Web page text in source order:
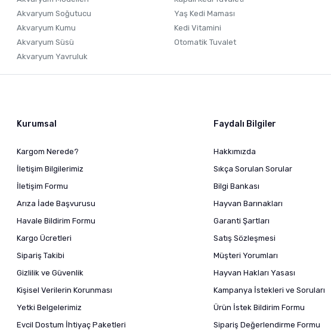
Akvaryum Soğutucu
Akvaryum Kumu
Akvaryum Süsü
Akvaryum Yavruluk
Yaş Kedi Maması
Kedi Vitamini
Otomatik Tuvalet
Kurumsal
Kargom Nerede?
İletişim Bilgilerimiz
İletişim Formu
Arıza İade Başvurusu
Havale Bildirim Formu
Kargo Ücretleri
Sipariş Takibi
Gizlilik ve Güvenlik
Kişisel Verilerin Korunması
Yetki Belgelerimiz
Evcil Dostum İhtiyaç Paketleri
Faydalı Bilgiler
Hakkımızda
Sıkça Sorulan Sorular
Bilgi Bankası
Hayvan Barınakları
Garanti Şartları
Satış Sözleşmesi
Müşteri Yorumları
Hayvan Hakları Yasası
Kampanya İstekleri ve Soruları
Ürün İstek Bildirim Formu
Sipariş Değerlendirme Formu